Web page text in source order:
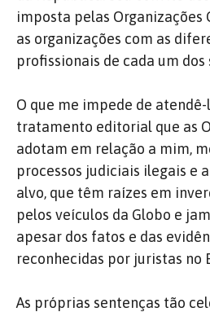
imposta pelas Organizações
as organizações com as
profissionais de cada um dos
O que me impede de
tratamento editorial que as
adotam em relação a mim,
processos judiciais ilegais e
alvo, que têm raízes em
pelos veículos da Globo e
apesar dos fatos e das
reconhecidas por juristas no
As próprias sentenças tão